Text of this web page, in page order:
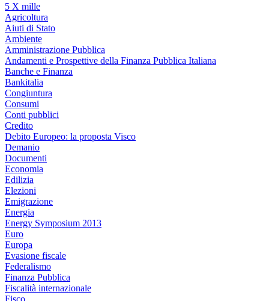
5 X mille
Agricoltura
Aiuti di Stato
Ambiente
Amministrazione Pubblica
Andamenti e Prospettive della Finanza Pubblica Italiana
Banche e Finanza
Bankitalia
Congiuntura
Consumi
Conti pubblici
Credito
Debito Europeo: la proposta Visco
Demanio
Documenti
Economia
Edilizia
Elezioni
Emigrazione
Energia
Energy Symposium 2013
Euro
Europa
Evasione fiscale
Federalismo
Finanza Pubblica
Fiscalità internazionale
Fisco